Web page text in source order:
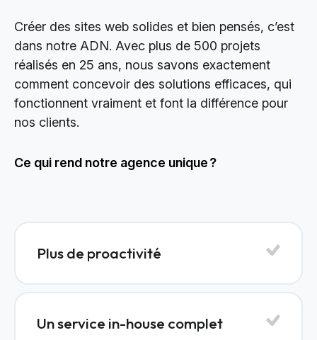
Créer des sites web solides et bien pensés, c’est
dans notre ADN. Avec plus de 500 projets
réalisés en 25 ans, nous savons exactement
comment concevoir des solutions efficaces, qui
fonctionnent vraiment et font la différence pour
nos clients.
Ce qui rend notre agence unique ?
Plus de proactivité
Un service in-house complet